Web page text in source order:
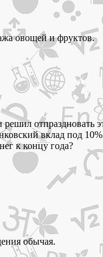
овощей и фруктов.
вклад под
к концу года?
обычая.